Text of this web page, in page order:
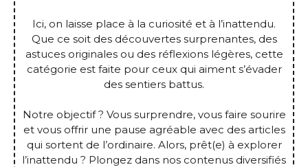
Ici, on laisse place à la curiosité et à l’inattendu.
Que ce soit des découvertes surprenantes, des
astuces originales ou des réflexions légères, cette
catégorie est faite pour ceux qui aiment s’évader
des sentiers battus.
Notre objectif ? Vous surprendre, vous faire sourire
et vous offrir une pause agréable avec des articles
qui sortent de l’ordinaire. Alors, prêt(e) à explorer
l’inattendu ? Plongez dans nos contenus diversifiés